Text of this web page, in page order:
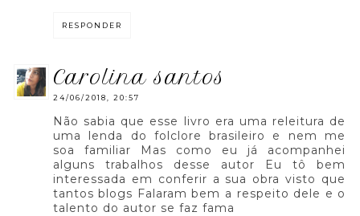
RESPONDER
carolina santos
24/06/2018, 20:57
Não sabia que esse livro era uma releitura de
uma lenda do folclore brasileiro e nem me
soa familiar Mas como eu já acompanhei
alguns trabalhos desse autor Eu tô bem
interessada em conferir a sua obra visto que
tantos blogs Falaram bem a respeito dele e o
talento do autor se faz fama